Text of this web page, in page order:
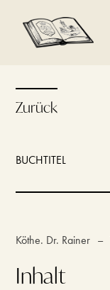
Zurück
BUCHTITEL
Köthe. Dr. Rainer –
Inhalt